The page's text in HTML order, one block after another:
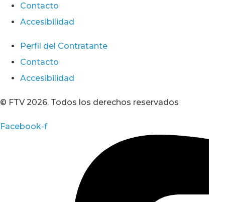
Contacto
Accesibilidad
Perfil del Contratante
Contacto
Accesibilidad
© FTV 2026. Todos los derechos reservados
Facebook-f